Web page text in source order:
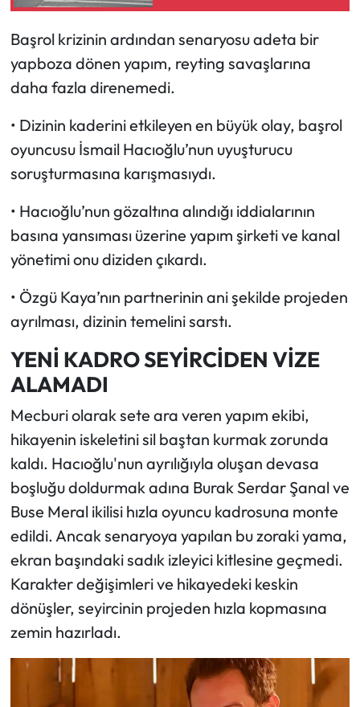
Başrol krizinin ardından senaryosu adeta bir
yapboza dönen yapım, reyting savaşlarına
daha fazla direnemedi.
• Dizinin kaderini etkileyen en büyük olay, başrol
oyuncusu İsmail Hacıoğlu’nun uyuşturucu
soruşturmasına karışmasıydı.
• Hacıoğlu’nun gözaltına alındığı iddialarının
basına yansıması üzerine yapım şirketi ve kanal
yönetimi onu diziden çıkardı.
• Özgü Kaya’nın partnerinin ani şekilde projeden
ayrılması, dizinin temelini sarstı.
YENİ KADRO SEYİRCİDEN VİZE
ALAMADI
Mecburi olarak sete ara veren yapım ekibi,
hikayenin iskeletini sil baştan kurmak zorunda
kaldı. Hacıoğlu'nun ayrılığıyla oluşan devasa
boşluğu doldurmak adına Burak Serdar Şanal ve
Buse Meral ikilisi hızla oyuncu kadrosuna monte
edildi. Ancak senaryoya yapılan bu zoraki yama,
ekran başındaki sadık izleyici kitlesine geçmedi.
Karakter değişimleri ve hikayedeki keskin
dönüşler, seyircinin projeden hızla kopmasına
zemin hazırladı.